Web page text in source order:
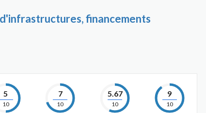
financements
5
10
7
10
5.67
10
9
10